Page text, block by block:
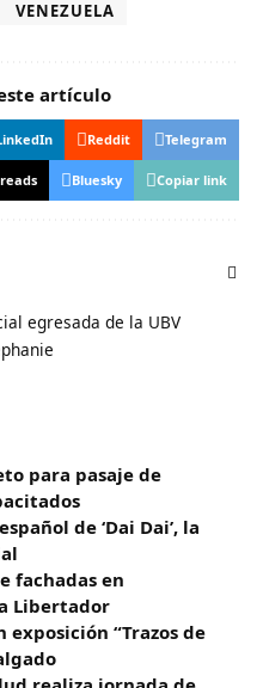
VENEZUELA
artículo
Reddit Telegram
Bluesky Copiar link
egresada de la UBV
para pasaje de
de ‘Dai Dai’, la
fachadas en
Libertador
“Trazos de